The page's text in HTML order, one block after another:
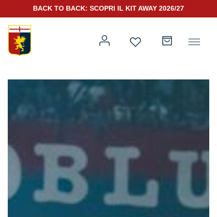
Prima squadra
Prima squadra
Kit Gara 2026/27
Rappresentanza
Kit Gara 25/26
BACK TO BACK: SCOPRI IL KIT AWAY 2026/27